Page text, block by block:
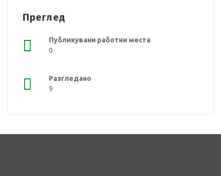
Преглед
Публикувани работни места
0
Разгледано
9